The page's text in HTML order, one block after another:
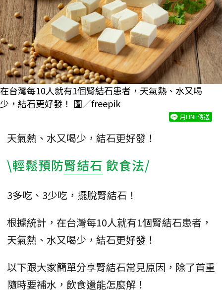
在台灣每10人就有1個腎結石患者，天氣熱、水又喝
少，結石更好發！ 圖／freepik
用LINE傳送
天氣熱、水又喝少，結石更好發！
\輕鬆預防腎結石 飲食法/
3多吃、3少吃，擺脫腎結石！
根據統計，在台灣每10人就有1個腎結石患者，
天氣熱、水又喝少，結石更好發！
以下跟大家簡單分享腎結石常見原因，除了首重
隨時要補水，飲食還能怎麼解！